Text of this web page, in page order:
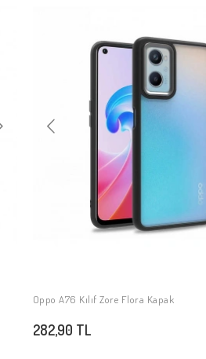
SEPETE EKLE
Oppo A76 Kılıf Zore Flora Kapak
282,90 TL